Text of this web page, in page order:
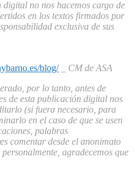
no nos hacemos cargo de
en los textos firmados por
exclusiva de sus
blog/
_ CM de ASA
por lo tanto, antes de
de esta publicación digital nos
(si fuera necesario, para
en el caso de que se usen
palabras
comentar desde el anonimato
agradecemos que